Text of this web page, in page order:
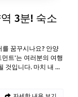
3분! 숙소
꿈꾸시나요? 안양
트'는 여러분의 여행
것입니다. 마치 내 …